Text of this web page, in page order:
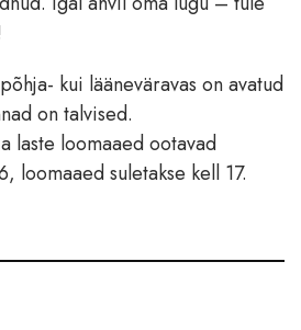
kui lääneväravas on avatud
on talvised.
laste loomaaed ootavad
loomaaed suletakse kell 17.